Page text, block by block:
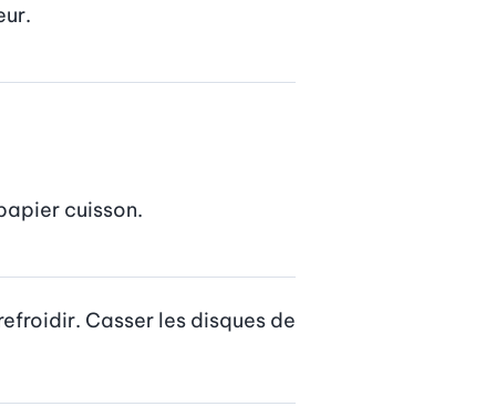
cuisson.
Casser les disques de